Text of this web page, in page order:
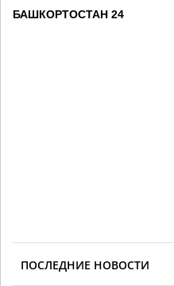
БАШКОРТОСТАН 24
ПОСЛЕДНИЕ НОВОСТИ